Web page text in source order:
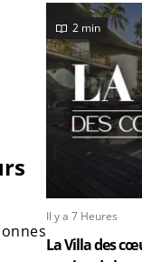
2 min
Il y a 7 Heures
La Villa des